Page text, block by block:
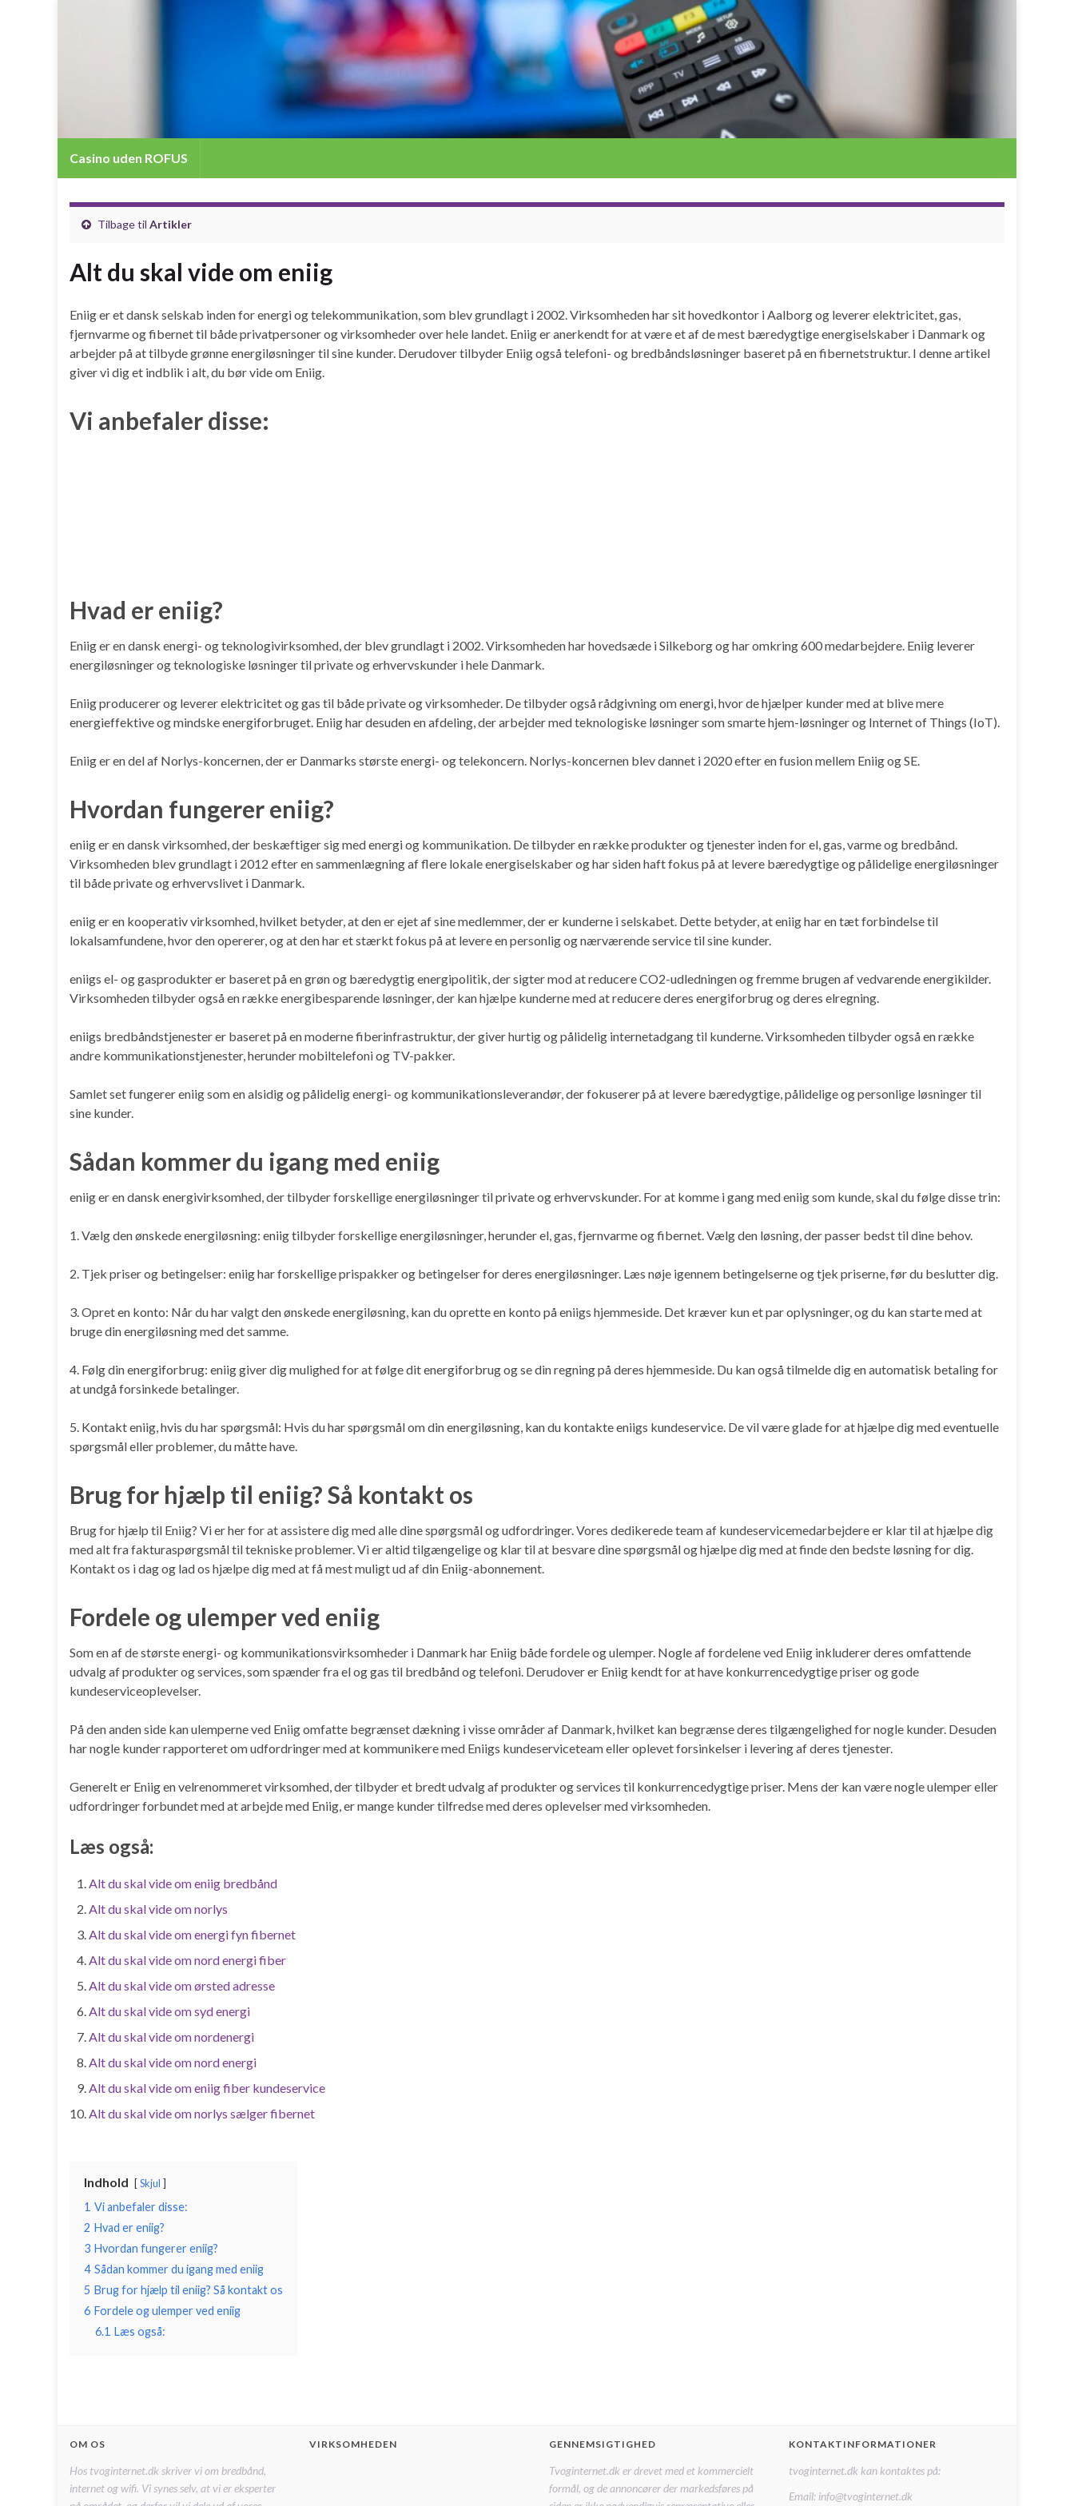
Casino uden ROFUS
Tilbage til Artikler
Alt du skal vide om eniig
Eniig er et dansk selskab inden for energi og telekommunikation, som blev grundlagt i 2002. Virksomheden har sit hovedkontor i Aalborg og leverer elektricitet, gas,
fjernvarme og fibernet til både privatpersoner og virksomheder over hele landet. Eniig er anerkendt for at være et af de mest bæredygtige energiselskaber i Danmark og
arbejder på at tilbyde grønne energiløsninger til sine kunder. Derudover tilbyder Eniig også telefoni- og bredbåndsløsninger baseret på en fibernetstruktur. I denne artikel
giver vi dig et indblik i alt, du bør vide om Eniig.
Vi anbefaler disse:
Hvad er eniig?
Eniig er en dansk energi- og teknologivirksomhed, der blev grundlagt i 2002. Virksomheden har hovedsæde i Silkeborg og har omkring 600 medarbejdere. Eniig leverer
energiløsninger og teknologiske løsninger til private og erhvervskunder i hele Danmark.
Eniig producerer og leverer elektricitet og gas til både private og virksomheder. De tilbyder også rådgivning om energi, hvor de hjælper kunder med at blive mere
energieffektive og mindske energiforbruget. Eniig har desuden en afdeling, der arbejder med teknologiske løsninger som smarte hjem-løsninger og Internet of Things (IoT).
Eniig er en del af Norlys-koncernen, der er Danmarks største energi- og telekoncern. Norlys-koncernen blev dannet i 2020 efter en fusion mellem Eniig og SE.
Hvordan fungerer eniig?
eniig er en dansk virksomhed, der beskæftiger sig med energi og kommunikation. De tilbyder en række produkter og tjenester inden for el, gas, varme og bredbånd.
Virksomheden blev grundlagt i 2012 efter en sammenlægning af flere lokale energiselskaber og har siden haft fokus på at levere bæredygtige og pålidelige energiløsninger
til både private og erhvervslivet i Danmark.
eniig er en kooperativ virksomhed, hvilket betyder, at den er ejet af sine medlemmer, der er kunderne i selskabet. Dette betyder, at eniig har en tæt forbindelse til
lokalsamfundene, hvor den opererer, og at den har et stærkt fokus på at levere en personlig og nærværende service til sine kunder.
eniigs el- og gasprodukter er baseret på en grøn og bæredygtig energipolitik, der sigter mod at reducere CO2-udledningen og fremme brugen af vedvarende energikilder.
Virksomheden tilbyder også en række energibesparende løsninger, der kan hjælpe kunderne med at reducere deres energiforbrug og deres elregning.
eniigs bredbåndstjenester er baseret på en moderne fiberinfrastruktur, der giver hurtig og pålidelig internetadgang til kunderne. Virksomheden tilbyder også en række
andre kommunikationstjenester, herunder mobiltelefoni og TV-pakker.
Samlet set fungerer eniig som en alsidig og pålidelig energi- og kommunikationsleverandør, der fokuserer på at levere bæredygtige, pålidelige og personlige løsninger til
sine kunder.
Sådan kommer du igang med eniig
eniig er en dansk energivirksomhed, der tilbyder forskellige energiløsninger til private og erhvervskunder. For at komme i gang med eniig som kunde, skal du følge disse trin:
1. Vælg den ønskede energiløsning: eniig tilbyder forskellige energiløsninger, herunder el, gas, fjernvarme og fibernet. Vælg den løsning, der passer bedst til dine behov.
2. Tjek priser og betingelser: eniig har forskellige prispakker og betingelser for deres energiløsninger. Læs nøje igennem betingelserne og tjek priserne, før du beslutter dig.
3. Opret en konto: Når du har valgt den ønskede energiløsning, kan du oprette en konto på eniigs hjemmeside. Det kræver kun et par oplysninger, og du kan starte med at
bruge din energiløsning med det samme.
4. Følg din energiforbrug: eniig giver dig mulighed for at følge dit energiforbrug og se din regning på deres hjemmeside. Du kan også tilmelde dig en automatisk betaling for
at undgå forsinkede betalinger.
5. Kontakt eniig, hvis du har spørgsmål: Hvis du har spørgsmål om din energiløsning, kan du kontakte eniigs kundeservice. De vil være glade for at hjælpe dig med eventuelle
spørgsmål eller problemer, du måtte have.
Brug for hjælp til eniig? Så kontakt os
Brug for hjælp til Eniig? Vi er her for at assistere dig med alle dine spørgsmål og udfordringer. Vores dedikerede team af kundeservicemedarbejdere er klar til at hjælpe dig
med alt fra fakturaspørgsmål til tekniske problemer. Vi er altid tilgængelige og klar til at besvare dine spørgsmål og hjælpe dig med at finde den bedste løsning for dig.
Kontakt os i dag og lad os hjælpe dig med at få mest muligt ud af din Eniig-abonnement.
Fordele og ulemper ved eniig
Som en af de største energi- og kommunikationsvirksomheder i Danmark har Eniig både fordele og ulemper. Nogle af fordelene ved Eniig inkluderer deres omfattende
udvalg af produkter og services, som spænder fra el og gas til bredbånd og telefoni. Derudover er Eniig kendt for at have konkurrencedygtige priser og gode
kundeserviceoplevelser.
På den anden side kan ulemperne ved Eniig omfatte begrænset dækning i visse områder af Danmark, hvilket kan begrænse deres tilgængelighed for nogle kunder. Desuden
har nogle kunder rapporteret om udfordringer med at kommunikere med Eniigs kundeserviceteam eller oplevet forsinkelser i levering af deres tjenester.
Generelt er Eniig en velrenommeret virksomhed, der tilbyder et bredt udvalg af produkter og services til konkurrencedygtige priser. Mens der kan være nogle ulemper eller
udfordringer forbundet med at arbejde med Eniig, er mange kunder tilfredse med deres oplevelser med virksomheden.
Læs også:
Alt du skal vide om eniig bredbånd
Alt du skal vide om norlys
Alt du skal vide om energi fyn fibernet
Alt du skal vide om nord energi fiber
Alt du skal vide om ørsted adresse
Alt du skal vide om syd energi
Alt du skal vide om nordenergi
Alt du skal vide om nord energi
Alt du skal vide om eniig fiber kundeservice
Alt du skal vide om norlys sælger fibernet
Indhold Skjul
1 Vi anbefaler disse:
2 Hvad er eniig?
3 Hvordan fungerer eniig?
4 Sådan kommer du igang med eniig
5 Brug for hjælp til eniig? Så kontakt os
6 Fordele og ulemper ved eniig
6.1 Læs også:
OM OS
Hos tvoginternet.dk skriver vi om bredbånd,
internet og wifi. Vi synes selv, at vi er eksperter
VIRKSOMHEDEN GENNEMSIGTIGHED
Tvoginternet.dk er drevet med et kommercielt
formål, og de annoncører der markedsføres på
KONTAKTINFORMATIONER
tvoginternet.dk kan kontaktes på:
Email: info@tvoginternet.dk